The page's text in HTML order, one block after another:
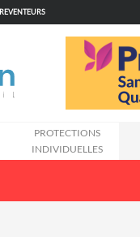
PROTECTIONS
INDIVIDUELLES